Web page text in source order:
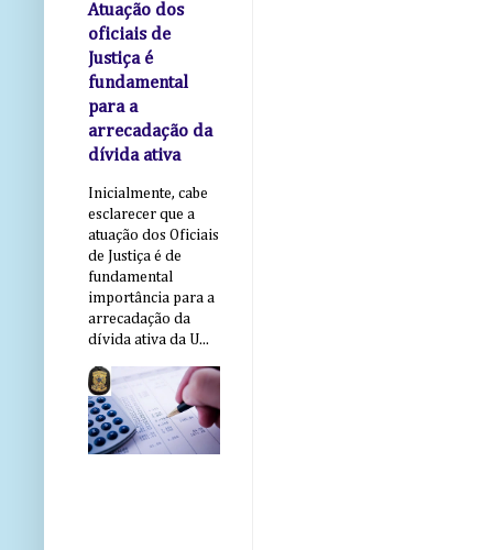
Atuação dos
oficiais de
Justiça é
fundamental
para a
arrecadação da
dívida ativa
Inicialmente, cabe
esclarecer que a
atuação dos Oficiais
de Justiça é de
fundamental
importância para a
arrecadação da
dívida ativa da U...